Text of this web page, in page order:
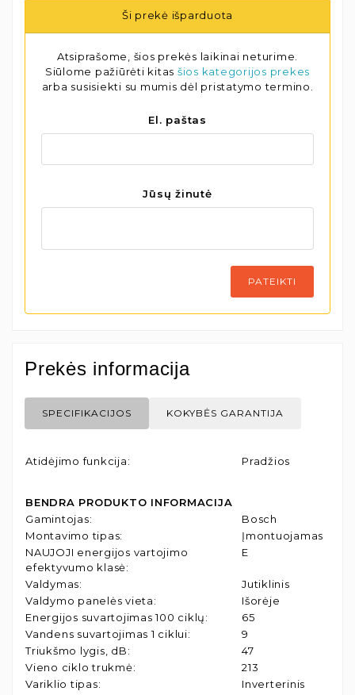
Ši prekė išparduota
Atsiprašome, šios prekės laikinai neturime.
Siūlome pažiūrėti kitas šios kategorijos prekes
arba susisiekti su mumis dėl pristatymo termino.
El. paštas
Jūsų žinutė
PATEIKTI
Prekės informacija
SPECIFIKACIJOS KOKYBĖS GARANTIJA
Atidėjimo funkcija: Pradžios
BENDRA PRODUKTO INFORMACIJA
Gamintojas:
Bosch
Montavimo tipas:
Įmontuojamas
NAUJOJI energijos vartojimo
efektyvumo klasė:
E
Valdymas:
Jutiklinis
Valdymo panelės vieta:
Išorėje
Energijos suvartojimas 100 ciklų:
65
Vandens suvartojimas 1 ciklui:
9
Triukšmo lygis, dB:
47
Vieno ciklo trukmė:
213
Variklio tipas:
Inverterinis